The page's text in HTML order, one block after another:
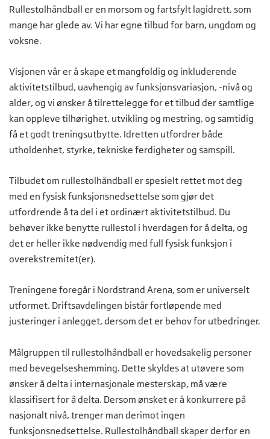
Rullestolhåndball er en morsom og fartsfylt lagidrett, som
mange har glede av. Vi har egne tilbud for barn, ungdom og
voksne.
Visjonen vår er å skape et mangfoldig og inkluderende
aktivitetstilbud, uavhengig av funksjonsvariasjon, -nivå og
alder, og vi ønsker å tilrettelegge for et tilbud der samtlige
kan oppleve tilhørighet, utvikling og mestring, og samtidig
få et godt treningsutbytte. Idretten utfordrer både
utholdenhet, styrke, tekniske ferdigheter og samspill.
Tilbudet om rullestolhåndball er spesielt rettet mot deg
med en fysisk funksjonsnedsettelse som gjør det
utfordrende å ta del i et ordinært aktivitetstilbud. Du
behøver ikke benytte rullestol i hverdagen for å delta, og
det er heller ikke nødvendig med full fysisk funksjon i
overekstremitet(er).
Treningene foregår i Nordstrand Arena, som er universelt
utformet. Driftsavdelingen bistår fortløpende med
justeringer i anlegget, dersom det er behov for utbedringer.
Målgruppen til rullestolhåndball er hovedsakelig personer
med bevegelseshemming. Dette skyldes at utøvere som
ønsker å delta i internasjonale mesterskap, må være
klassifisert for å delta. Dersom ønsket er å konkurrere på
nasjonalt nivå, trenger man derimot ingen
funksjonsnedsettelse. Rullestolhåndball skaper derfor en